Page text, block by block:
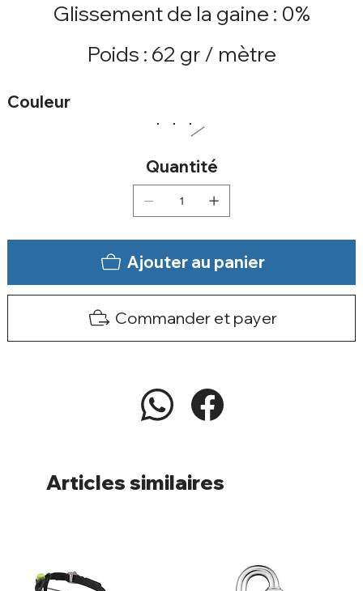
Articles similaires
Glissement de la gaine : 0%
Poids : 62 gr / mètre
Couleur
Quantité
Ajouter au panier
Commander et payer